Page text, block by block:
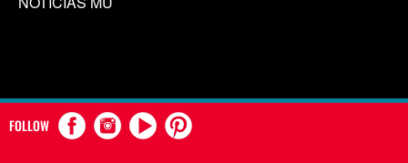
FOLLOW